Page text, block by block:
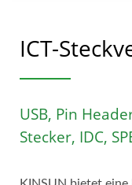
ICT-
USB, Pin
Stecker, IDC,